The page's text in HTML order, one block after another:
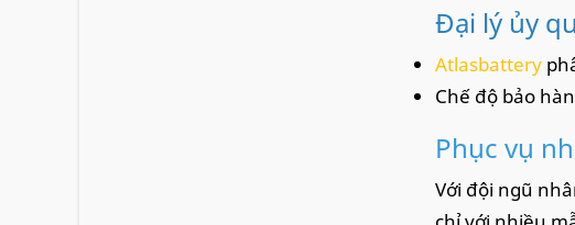
Đại lý ủy
Atlasbattery
Chế độ bảo
Phục vụ
Với đội ngũ